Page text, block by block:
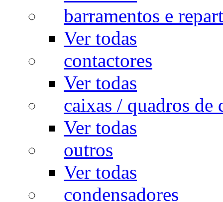
barramentos e
Ver todas
contactores
Ver todas
caixas / quadros de
Ver todas
outros
Ver todas
condensadores